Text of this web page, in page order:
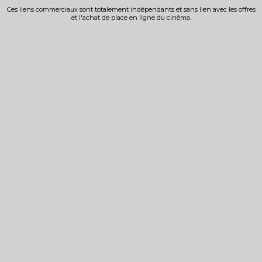
Ces liens commerciaux sont totalement indépendants et sans lien avec les offres
et l'achat de place en ligne du cinéma.